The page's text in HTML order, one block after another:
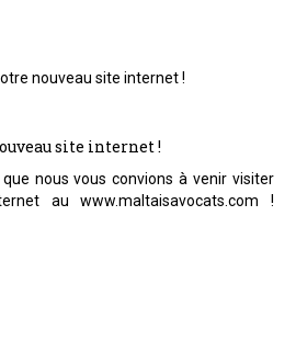
site internet !
nous vous convions à venir visiter
au www.maltaisavocats.com !